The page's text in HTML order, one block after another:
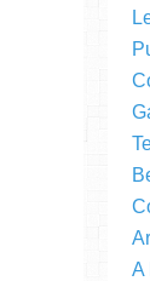
A